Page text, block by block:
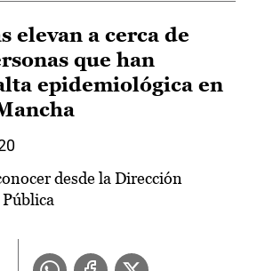
elevan a cerca de
que han
epidemiológica en
desde la Dirección